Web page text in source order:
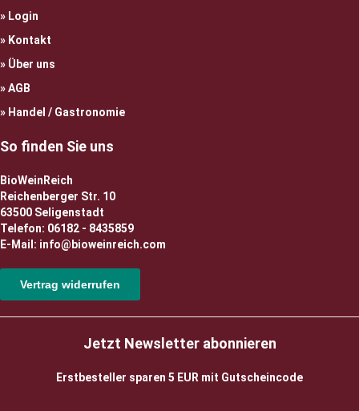
Login
Kontakt
Über uns
AGB
Handel / Gastronomie
So finden Sie uns
BioWeinReich
Reichenberger Str. 10
63500 Seligenstadt
Telefon: 06182 - 8435859
E-Mail: info@bioweinreich.com
Vertrag widerrufen
Jetzt Newsletter abonnieren
Erstbesteller sparen 5 EUR mit Gutscheincode